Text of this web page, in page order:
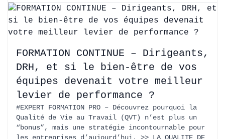
FORMATION CONTINUE – Dirigeants,
DRH, et si le bien-être de vos
équipes devenait votre meilleur
levier de performance ?
#EXPERT FORMATION PRO – Découvrez pourquoi la
Qualité de Vie au Travail (QVT) n’est plus un
“bonus”, mais une stratégie incontournable pour